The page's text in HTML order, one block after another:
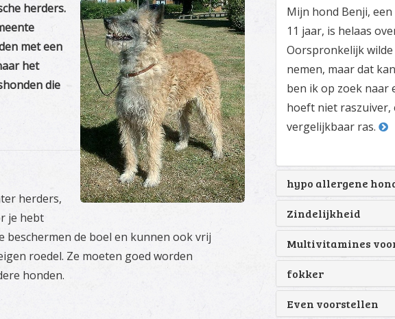
herders.
met een
het
die
herders,
je hebt
beschermen de boel en kunnen ook vrij
roedel. Ze moeten goed worden
honden.
Mijn hond Benji,
11 jaar, is helaas
Oorspronkelijk
nemen, maar dat
ben ik op zoek naar
hoeft niet raszuiver,
vergelijkbaar ras.
hypo allergene
Zindelijkheid
Multivitamines
fokker
Even voorstellen